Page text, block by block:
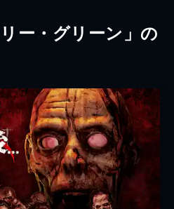
ー・グリーン」の